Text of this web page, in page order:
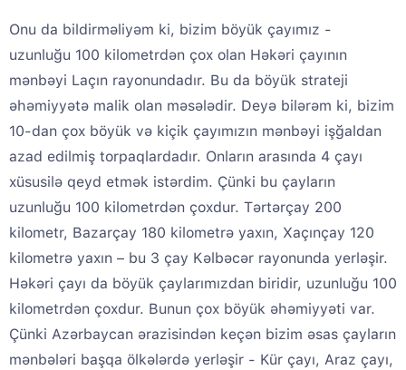
Onu da bildirməliyəm ki, bizim böyük çayımız -
uzunluğu 100 kilometrdən çox olan Həkəri çayının
mənbəyi Laçın rayonundadır. Bu da böyük strateji
əhəmiyyətə malik olan məsələdir. Deyə bilərəm ki, bizim
10-dan çox böyük və kiçik çayımızın mənbəyi işğaldan
azad edilmiş torpaqlardadır. Onların arasında 4 çayı
xüsusilə qeyd etmək istərdim. Çünki bu çayların
uzunluğu 100 kilometrdən çoxdur. Tərtərçay 200
kilometr, Bazarçay 180 kilometrə yaxın, Xaçınçay 120
kilometrə yaxın – bu 3 çay Kəlbəcər rayonunda yerləşir.
Həkəri çayı da böyük çaylarımızdan biridir, uzunluğu 100
kilometrdən çoxdur. Bunun çox böyük əhəmiyyəti var.
Çünki Azərbaycan ərazisindən keçən bizim əsas çayların
mənbələri başqa ölkələrdə yerləşir - Kür çayı, Araz çayı,